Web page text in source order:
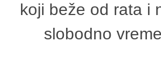
koji beže od rata i
slobodno